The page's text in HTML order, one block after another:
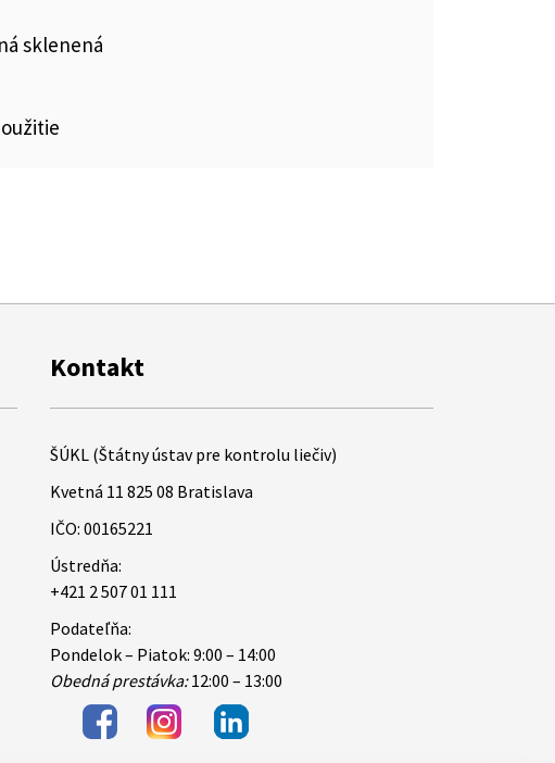
sklenená
Kontakt
ŠÚKL (Štátny ústav pre kontrolu liečiv)
Kvetná 11 825 08 Bratislava
IČO: 00165221
Ústredňa:
+421 2 507 01 111
Podateľňa:
Pondelok – Piatok: 9:00 – 14:00
Obedná prestávka:12:00 – 13:00